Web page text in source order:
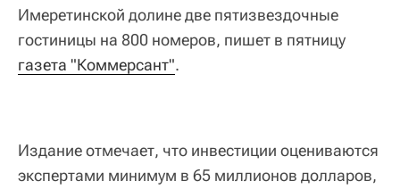
Имеретинской долине две пятизвездочные
гостиницы на 800 номеров, пишет в пятницу
газета "Коммерсант".
Издание отмечает, что инвестиции оцениваются
экспертами минимум в 65 миллионов долларов,